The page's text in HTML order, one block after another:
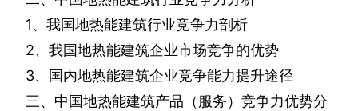
1、我国地热能建筑行业竞争力剖析
2、我国地热能建筑企业市场竞争的优势
3、国内地热能建筑企业竞争能力提升途径
三、中国地热能建筑产品（服务）竞争力优势分